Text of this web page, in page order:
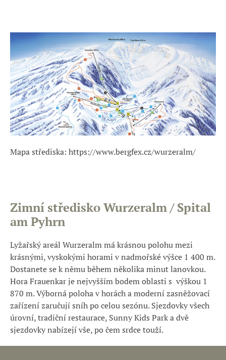
Mapa střediska: https://www.bergfex.cz/wurzeralm/
Zimní středisko Wurzeralm / Spital
am Pyhrn
Lyžařský areál Wurzeralm má krásnou polohu mezi
krásnými, vyskokými horami v nadmořské výšce 1 400 m.
Dostanete se k němu během několika minut lanovkou.
Hora Frauenkar je nejvyšším bodem oblasti s výškou 1
870 m. Výborná poloha v horách a moderní zasněžovací
zařízení zaručují sníh po celou sezónu. Sjezdovky všech
úrovní, tradiční restaurace, Sunny Kids Park a dvě
sjezdovky nabízejí vše, po čem srdce touží.